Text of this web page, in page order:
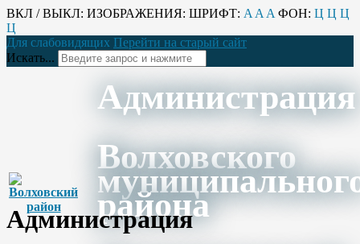
ВКЛ / ВЫКЛ: ИЗОБРАЖЕНИЯ: ШРИФТ: A A A ФОН: Ц Ц Ц
Ц
Для слабовидящих Перейти на старый сайт
Искать...
Администрация
Волховского
района
Администрация